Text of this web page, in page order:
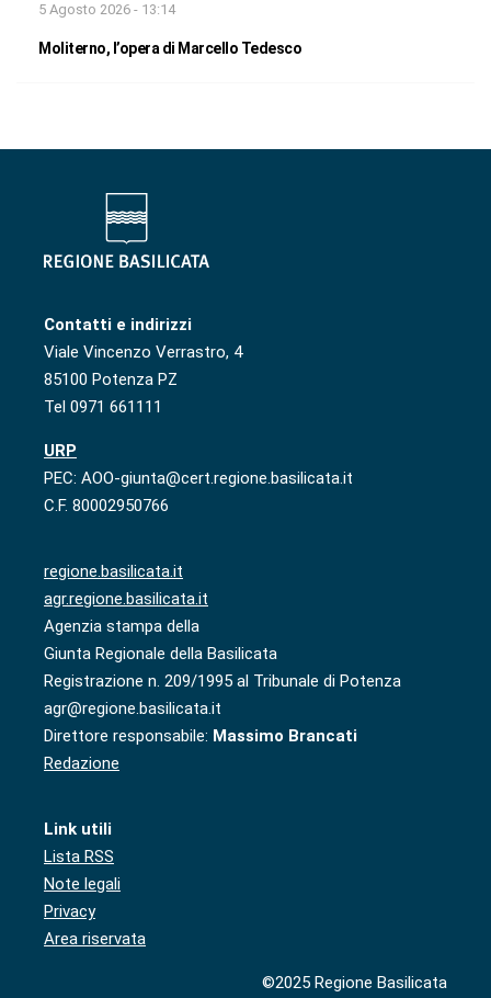
5 Agosto 2026 - 13:14
Moliterno, l’opera di Marcello Tedesco
Contatti e indirizzi
Viale Vincenzo Verrastro, 4
85100 Potenza PZ
Tel 0971 661111
URP
PEC: AOO-giunta@cert.regione.basilicata.it
C.F. 80002950766
regione.basilicata.it
agr.regione.basilicata.it
Agenzia stampa della
Giunta Regionale della Basilicata
Registrazione n. 209/1995 al Tribunale di Potenza
agr@regione.basilicata.it
Direttore responsabile: Massimo Brancati
Redazione
Link utili
Lista RSS
Note legali
Privacy
Area riservata
©2025 Regione Basilicata